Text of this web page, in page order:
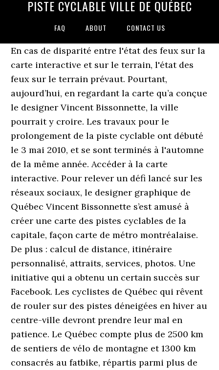
PISTE CYCLABLE VILLE DE QUÉBEC
FAQ ABOUT CONTACT US
En cas de disparité entre l'état des feux sur la
carte interactive et sur le terrain, l'état des
feux sur le terrain prévaut. Pourtant,
aujourd’hui, en regardant la carte qu’a conçue
le designer Vincent Bissonnette, la ville
pourrait y croire. Les travaux pour le
prolongement de la piste cyclable ont débuté
le 3 mai 2010, et se sont terminés à l'automne
de la même année. Accéder à la carte
interactive. Pour relever un défi lancé sur les
réseaux sociaux, le designer graphique de
Québec Vincent Bissonnette s’est amusé à
créer une carte des pistes cyclables de la
capitale, façon carte de métro montréalaise.
De plus : calcul de distance, itinéraire
personnalisé, attraits, services, photos. Une
initiative qui a obtenu un certain succès sur
Facebook. Les cyclistes de Québec qui rêvent
de rouler sur des pistes déneigées en hiver au
centre-ville devront prendre leur mal en
patience. Le Québec compte plus de 2500 km
de sentiers de vélo de montagne et 1300 km
consacrés au fatbike, répartis parmi plus de